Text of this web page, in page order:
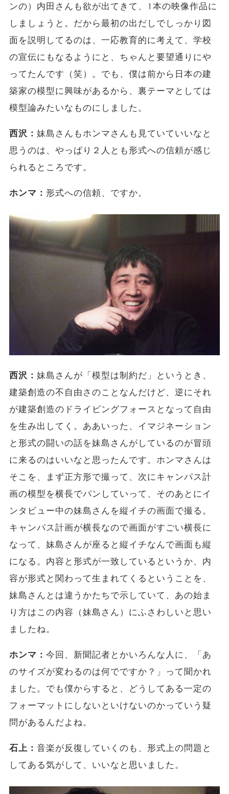
ンの）内田さんも欲が出てきて、1本の映像作品に
しましょうと。だから最初の出だしでしっかり図
面を説明してるのは、一応教育的に考えて、学校
の宣伝にもなるようにと、ちゃんと要望通りにや
ってたんです（笑）。でも、僕は前から日本の建
築家の模型に興味があるから、裏テーマとしては
模型論みたいなものにしました。
西沢： 妹島さんもホンマさんも見ていていいなと
思うのは、やっぱり２人とも形式への信頼が感じ
られるところです。
ホンマ： 形式への信頼、ですか。
西沢： 妹島さんが「模型は制約だ」というとき、
建築創造の不自由さのことなんだけど、逆にそれ
が建築創造のドライビングフォースとなって自由
を生み出してく。ああいった、イマジネーション
と形式の闘いの話を妹島さんがしているのが冒頭
に来るのはいいなと思ったんです。ホンマさんは
そこを、まず正方形で撮って、次にキャンパス計
画の模型を横長でパンしていって、そのあとにイ
ンタビュー中の妹島さんを縦イチの画面で撮る。
キャンパス計画が横長なので画面がすごい横長に
なって、妹島さんが座ると縦イチなんで画面も縦
になる。内容と形式が一致しているというか、内
容が形式と関わって生まれてくるということを、
妹島さんとは違うかたちで示していて、あの始ま
り方はこの内容（妹島さん）にふさわしいと思い
ましたね。
ホンマ： 今回、新聞記者とかいろんな人に、「あ
のサイズが変わるのは何でですか？」って聞かれ
ました。でも僕からすると、どうしてある一定の
フォーマットにしないといけないのかっていう疑
問があるんだよね。
石上： 音楽が反復していくのも、形式上の問題と
してある気がして、いいなと思いました。